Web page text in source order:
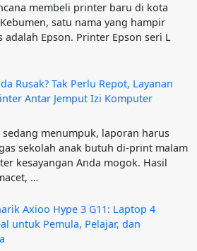
membeli printer baru di kota
satu nama yang hampir
Epson. Printer Epson seri L
Rusak? Tak Perlu Repot, Layanan
Antar Jemput Izi Komputer
sedang menumpuk, laporan harus
sekolah anak butuh di-print malam
kesayangan Anda mogok. Hasil
…
Axioo Hype 3 G11: Laptop 4
untuk Pemula, Pelajar, dan